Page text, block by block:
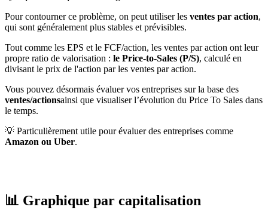
Pour contourner ce problème, on peut utiliser les ventes par action,
qui sont généralement plus stables et prévisibles.
Tout comme les EPS et le FCF/action, les ventes par action ont leur
propre ratio de valorisation : le Price-to-Sales (P/S), calculé en
divisant le prix de l'action par les ventes par action.
Vous pouvez désormais évaluer vos entreprises sur la base des
ventes/actionsainsi que visualiser l’évolution du Price To Sales dans
le temps.
💡 Particulièrement utile pour évaluer des entreprises comme
Amazon ou Uber.
📊 Graphique par capitalisation